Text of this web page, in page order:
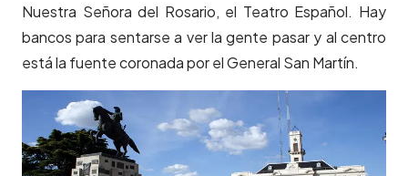
Nuestra Señora del Rosario, el Teatro Español. Hay
bancos para sentarse a ver la gente pasar y al centro
está la fuente coronada por el General San Martín.